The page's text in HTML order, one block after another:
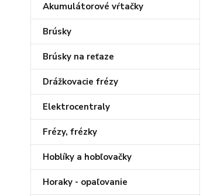
Akumulátorové vŕtačky
Brúsky
Brúsky na reťaze
Drážkovacie frézy
Elektrocentraly
Frézy, frézky
Hoblíky a hobľovačky
Horaky - opaľovanie